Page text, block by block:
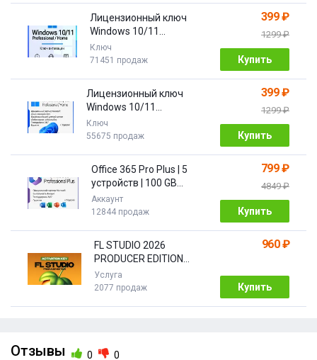
Лицензионный ключ
Windows 10/11
Pro/Home 32/64 bit
Ключ
71451 продаж
399 ₽
1299 ₽
Купить
Лицензионный ключ
Windows 10/11
PRO/HOME | с привязкой
Ключ
55675 продаж
399 ₽
1299 ₽
Купить
Office 365 Pro Plus | 5
устройств | 100 GB
Облако| 1 год
Аккаунт
12844 продаж
799 ₽
4849 ₽
Купить
FL STUDIO 2026
PRODUCER EDITION
[Бессрочная]
Услуга
2077 продаж
960 ₽
Купить
Отзывы 0 0